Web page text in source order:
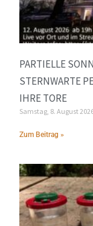
PARTIELLE
STERNWARTE
IHRE TORE
Samstag, 8. August
Zum Beitrag »